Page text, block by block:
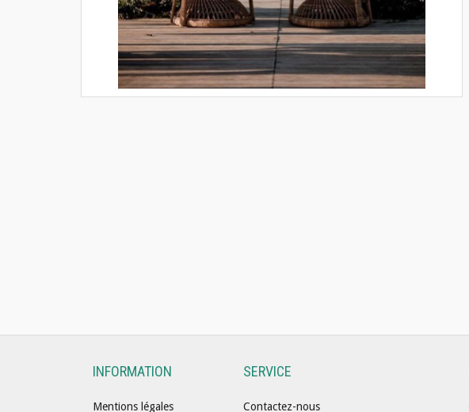
INFORMATION
Mentions légales
SERVICE
Contactez-nous